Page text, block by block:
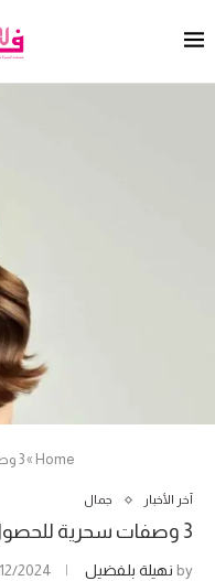
Home
»3 وصفات سحرية للحصول على شعر طويل وكثيف
آخر الأخبار جمال
3 وصفات سحرية للحصول على شعر طويل وكثيف
by نهيلة بلفضيل 2024